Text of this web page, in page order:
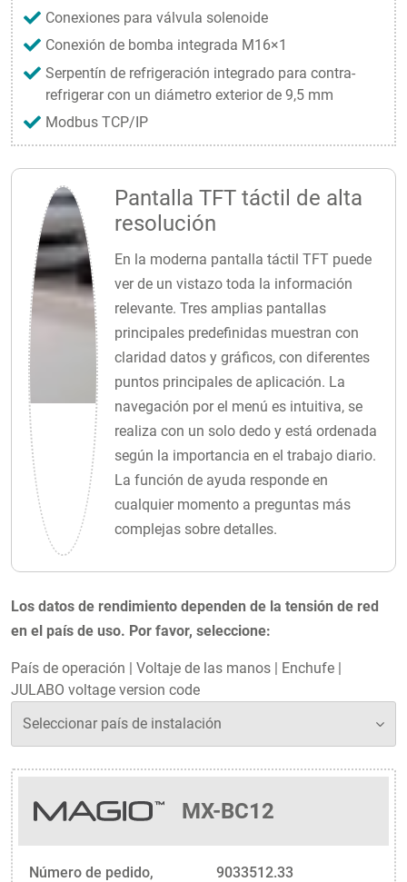
Pantalla TFT táctil de alta
resolución
En la moderna pantalla táctil TFT puede
ver de un vistazo toda la información
relevante. Tres amplias pantallas
principales predefinidas muestran con
claridad datos y gráficos, con diferentes
puntos principales de aplicación. La
navegación por el menú es intuitiva, se
realiza con un solo dedo y está ordenada
según la importancia en el trabajo diario.
La función de ayuda responde en
cualquier momento a preguntas más
complejas sobre detalles.
Los datos de rendimiento dependen de la tensión de red
en el país de uso. Por favor, seleccione:
País de operación Voltaje de las manos Enchufe
JULABO voltage version code
MX-BC12
Número de pedido,
9033512.33
Conexiones para válvula solenoide
Conexión de bomba integrada M16×1
Serpentín de refrigeración integrado para contra-
refrigerar con un diámetro exterior de 9,5 mm
Modbus TCP/IP